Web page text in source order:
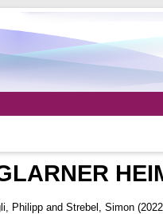
Philipp and Strebel, Simon